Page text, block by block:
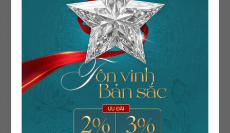
Học vấn & Kinh nghiệm